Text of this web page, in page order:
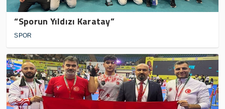
“Sporun Yıldızı Karatay”
SPOR